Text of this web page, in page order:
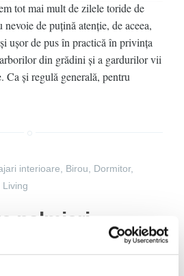
tot mai mult de zilele toride de
de puțină atenție, de aceea,
ușor de pus în practică în privința
din grădini și a gardurilor vii
Ca și regulă generală, pentru
interioare, Birou, Dormitor,
Living
palmieri –
interior, îngrijire,